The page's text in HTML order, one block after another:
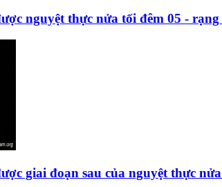
nguyệt thực nửa tối đêm 05 -
giai đoạn sau của nguyệt thực